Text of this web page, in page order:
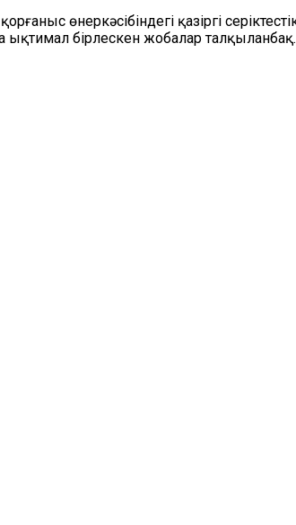
өнеркәсібіндегі қазіргі
бірлескен жобалар талқыланбақ.